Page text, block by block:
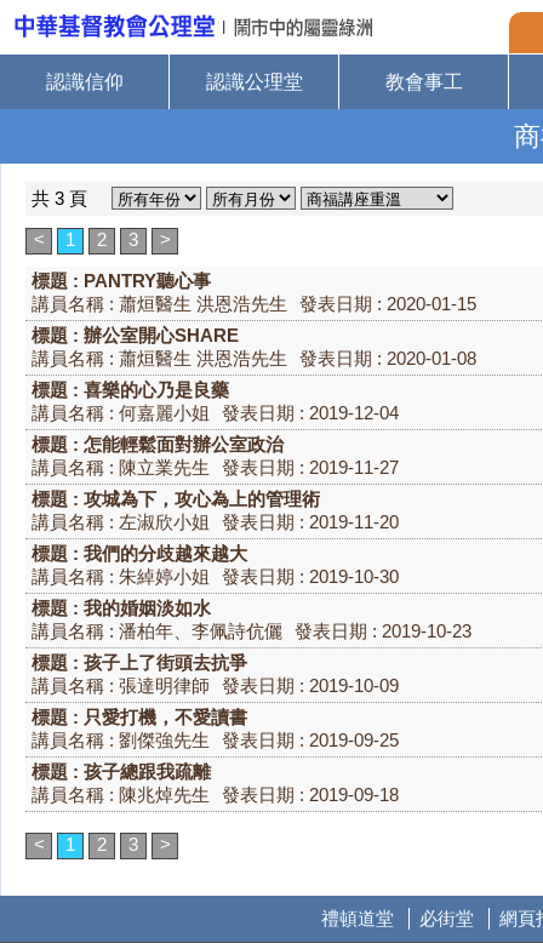
認識信仰 認識公理堂 教會事工
共 3 頁
<
1 2 3
>
標題 : PANTRY聽心事
講員名稱 : 蕭烜醫生 洪恩浩先生
發表日期 : 2020-01-15
標題 : 辦公室開心SHARE
講員名稱 : 蕭烜醫生 洪恩浩先生
發表日期 : 2020-01-08
標題 : 喜樂的心乃是良藥
講員名稱 : 何嘉麗小姐
發表日期 : 2019-12-04
標題 : 怎能輕鬆面對辦公室政治
講員名稱 : 陳立業先生
發表日期 : 2019-11-27
標題 : 攻城為下，攻心為上的管理術
講員名稱 : 左淑欣小姐
發表日期 : 2019-11-20
標題 : 我們的分歧越來越大
講員名稱 : 朱綽婷小姐
發表日期 : 2019-10-30
標題 : 我的婚姻淡如水
講員名稱 : 潘柏年、李佩詩伉儷
發表日期 : 2019-10-23
標題 : 孩子上了街頭去抗爭
講員名稱 : 張達明律師
發表日期 : 2019-10-09
標題 : 只愛打機，不愛讀書
講員名稱 : 劉傑強先生
發表日期 : 2019-09-25
標題 : 孩子總跟我疏離
講員名稱 : 陳兆焯先生
發表日期 : 2019-09-18
< 1 2 3 >
禮頓道堂 必街堂 網頁